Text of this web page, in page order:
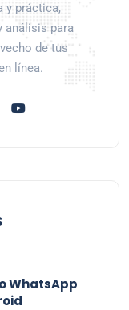
y práctica,
análisis para
de tus
línea.
WhatsApp